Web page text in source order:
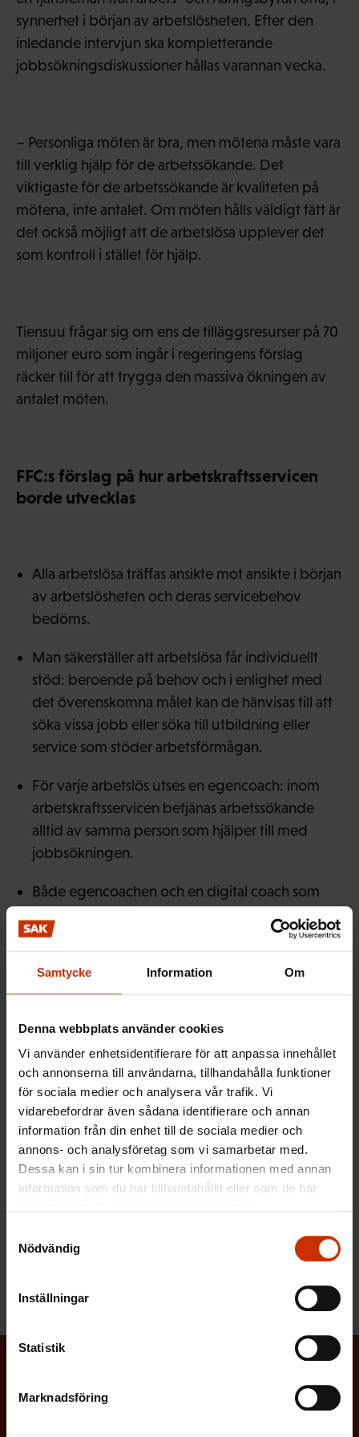
Samtycke Information Om
Denna webbplats använder cookies
Vi använder enhetsidentifierare för att anpassa innehållet
och annonserna till användarna, tillhandahålla funktioner
för sociala medier och analysera vår trafik. Vi
vidarebefordrar även sådana identifierare och annan
information från din enhet till de sociala medier och
annons- och analysföretag som vi samarbetar med.
Dessa kan i sin tur kombinera informationen med annan
information som du har tillhandahållit eller som de har
Nödvändig
Inställningar
Statistik
Marknadsföring
synnerhet i början av arbetslösheten. Efter den
inledande intervjun ska kompletterande
jobbsökningsdiskussioner hållas varannan vecka.
– Personliga möten är bra, men mötena måste vara
till verklig hjälp för de arbetssökande. Det
viktigaste för de arbetssökande är kvaliteten på
mötena, inte antalet. Om möten hålls väldigt tätt är
det också möjligt att de arbetslösa upplever det
som kontroll i stället för hjälp.
Tiensuu frågar sig om ens de tilläggsresurser på 70
miljoner euro som ingår i regeringens förslag
räcker till för att trygga den massiva ökningen av
antalet möten.
FFC:s förslag på hur arbetskraftsservicen
borde utvecklas
Alla arbetslösa träffas ansikte mot ansikte i början
av arbetslösheten och deras servicebehov
bedöms.
Man säkerställer att arbetslösa får individuellt
stöd: beroende på behov och i enlighet med
det överenskomna målet kan de hänvisas till att
söka vissa jobb eller söka till utbildning eller
service som stöder arbetsförmågan.
För varje arbetslös utses en egencoach: inom
arbetskraftsservicen betjänas arbetssökande
alltid av samma person som hjälper till med
jobbsökningen.
Både egencoachen och en digital coach som
arbetssökande om så många lämpliga jobb som
bestämmer vilka jobb hen söker.
minst var tredje månad, om arbetslösheten drar
ut på tiden.
Läs mer om FFC:s sporrande sysselsättningsskydd
UTKOMSTSKYDD FÖR ARBETSLÖSA
Prenumerera på Löntagarens nyhetsbrev
och håll koll på vad som händer i